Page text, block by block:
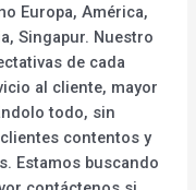
Europa, América,
Singapur. Nuestro
de cada
al cliente, mayor
todo, sin
contentos y
Estamos buscando